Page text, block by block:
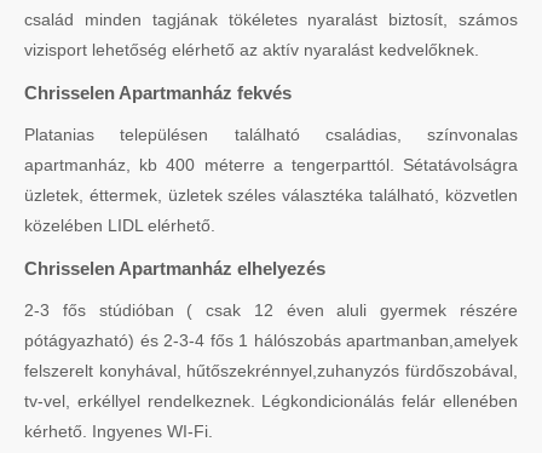
család minden tagjának tökéletes nyaralást biztosít, számos
vizisport lehetőség elérhető az aktív nyaralást kedvelőknek.
Chrisselen Apartmanház fekvés
Platanias településen található családias, színvonalas
apartmanház, kb 400 méterre a tengerparttól. Sétatávolságra
üzletek, éttermek, üzletek széles választéka található, közvetlen
közelében LIDL elérhető.
Chrisselen Apartmanház elhelyezés
2-3 fős stúdióban ( csak 12 éven aluli gyermek részére
pótágyazható) és 2-3-4 fős 1 hálószobás apartmanban,amelyek
felszerelt konyhával, hűtőszekrénnyel,zuhanyzós fürdőszobával,
tv-vel, erkéllyel rendelkeznek. Légkondicionálás felár ellenében
kérhető. Ingyenes WI-Fi.